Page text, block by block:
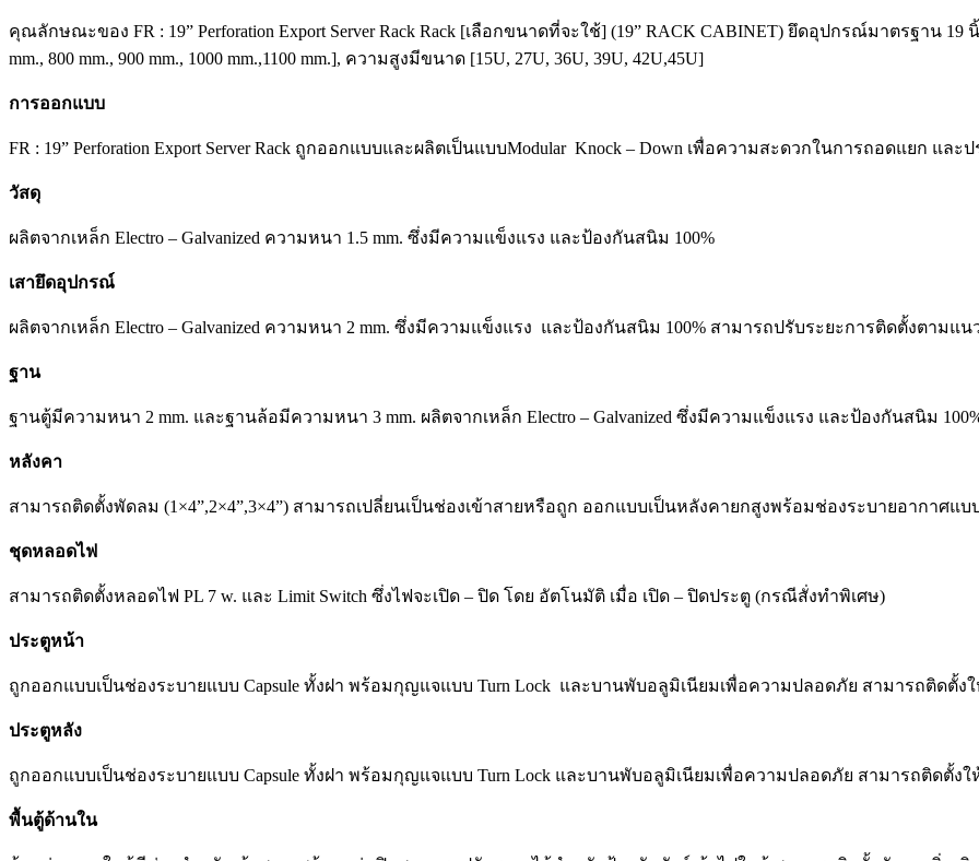
คุณลักษณะของ FR : 19” Perforation Export Server Rack Rack [เลือกขนาดที่จะใช้] (19” RACK CABINET) ยึดอุปกรณ์มาตรฐาน
mm., 800 mm., 900 mm., 1000 mm.,1100 mm.], ความสูงมีขนาด [15U, 27U, 36U, 39U, 42U,45U]
การออกแบบ
FR : 19” Perforation Export Server Rack ถูกออกแบบและผลิตเป็นแบบModular Knock – Down เพื่อความสะดวกในการถอดแยก และ
วัสดุ
ผลิตจากเหล็ก Electro – Galvanized ความหนา 1.5 mm. ซึ่งมีความแข็งแรง และป้องกันสนิม 100%
เสายึดอุปกรณ์
ผลิตจากเหล็ก Electro – Galvanized ความหนา 2 mm. ซึ่งมีความแข็งแรง และป้องกันสนิม 100% สามารถปรับระยะการติดตั้งตามแ
ฐาน
ฐานตู้มีความหนา 2 mm. และฐานล้อมีความหนา 3 mm. ผลิตจากเหล็ก Electro – Galvanized ซึ่งมีความแข็งแรง และป้องกันสนิม
หลังคา
สามารถติดตั้งพัดลม (1×4”,2×4”,3×4”) สามารถเปลี่ยนเป็นช่องเข้าสายหรือถูก ออกแบบเป็นหลังคายกสูงพร้อมช่องระบายอากาศแบ
ชุดหลอดไฟ
สามารถติดตั้งหลอดไฟ PL 7 w. และ Limit Switch ซึ่งไฟจะเปิด – ปิด โดย อัตโนมัติ เมื่อ เปิด – ปิดประตู (กรณีสั่งทำพิเศษ)
ประตูหน้า
ถูกออกแบบเป็นช่องระบายแบบ Capsule ทั้งฝา พร้อมกุญแจแบบ Turn Lock และบานพับอลูมิเนียมเพื่อความปลอดภัย สามารถติดตั้ง
ประตูหลัง
ถูกออกแบบเป็นช่องระบายแบบ Capsule ทั้งฝา พร้อมกุญแจแบบ Turn Lock และบานพับอลูมิเนียมเพื่อความปลอดภัย สามารถติดตั้ง
พื้นตู้ด้านใน